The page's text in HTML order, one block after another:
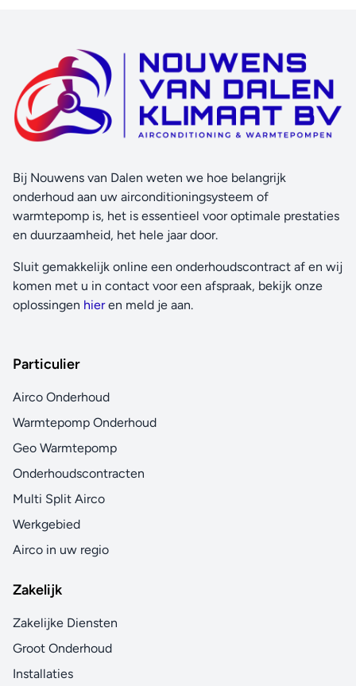
Bij Nouwens van Dalen weten we hoe belangrijk
onderhoud aan uw airconditioningsysteem of
warmtepomp is, het is essentieel voor optimale prestaties
en duurzaamheid, het hele jaar door.
Sluit gemakkelijk online een onderhoudscontract af en wij
komen met u in contact voor een afspraak, bekijk onze
oplossingen hieren meld je aan.
Particulier
Airco Onderhoud
Warmtepomp Onderhoud
Geo Warmtepomp
Onderhoudscontracten
Multi Split Airco
Werkgebied
Airco in uw regio
Zakelijk
Zakelijke Diensten
Groot Onderhoud
Installaties